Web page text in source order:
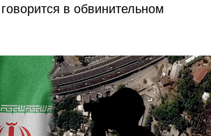
в обвинительном